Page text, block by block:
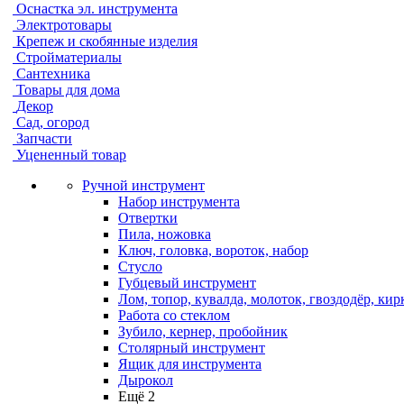
Оснастка эл. инструмента
Электротовары
Крепеж и скобянные изделия
Стройматериалы
Сантехника
Товары для дома
Декор
Сад, огород
Запчасти
Уцененный товар
Ручной инструмент
Набор инструмента
Отвертки
Пила, ножовка
Ключ, головка, вороток, набор
Стусло
Губцевый инструмент
Лом, топор, кувалда, молоток, гвоздодёр,
Работа со стеклом
Зубило, кернер, пробойник
Столярный инструмент
Ящик для инструмента
Дырокол
Ещё 2